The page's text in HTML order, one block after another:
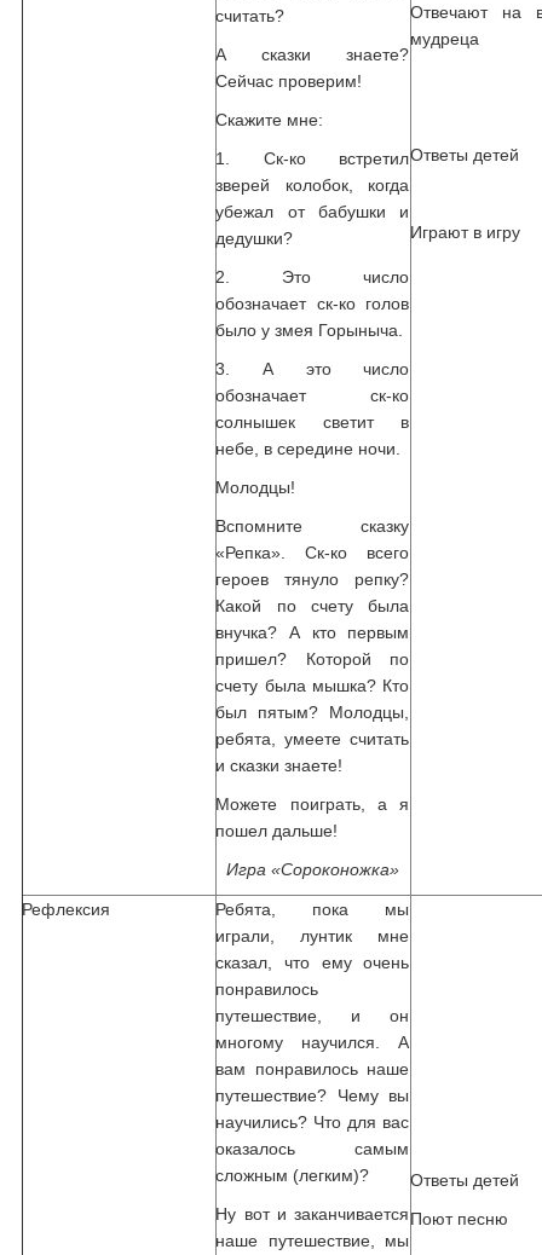
считать?
А сказки знаете?
Сейчас проверим!
Скажите мне:
1. Ск-ко встретил
зверей колобок, когда
убежал от бабушки и
дедушки?
2. Это число
обозначает ск-ко голов
было у змея Горыныча.
3. А это число
обозначает ск-ко
солнышек светит в
небе, в середине ночи.
Молодцы!
Вспомните сказку
«Репка». Ск-ко всего
героев тянуло репку?
Какой по счету была
внучка? А кто первым
пришел? Которой по
счету была мышка? Кто
был пятым? Молодцы,
ребята, умеете считать
и сказки знаете!
Можете поиграть, а я
пошел дальше!
Игра «Сороконожка»
Отвечают на
мудреца
Ответы детей
Играют в игру
Рефлексия
Ребята, пока мы
играли, лунтик мне
сказал, что ему очень
понравилось
путешествие, и он
многому научился. А
вам понравилось наше
путешествие? Чему вы
научились? Что для вас
оказалось самым
сложным (легким)?
Ну вот и заканчивается
наше путешествие, мы
Ответы детей
Поют песню